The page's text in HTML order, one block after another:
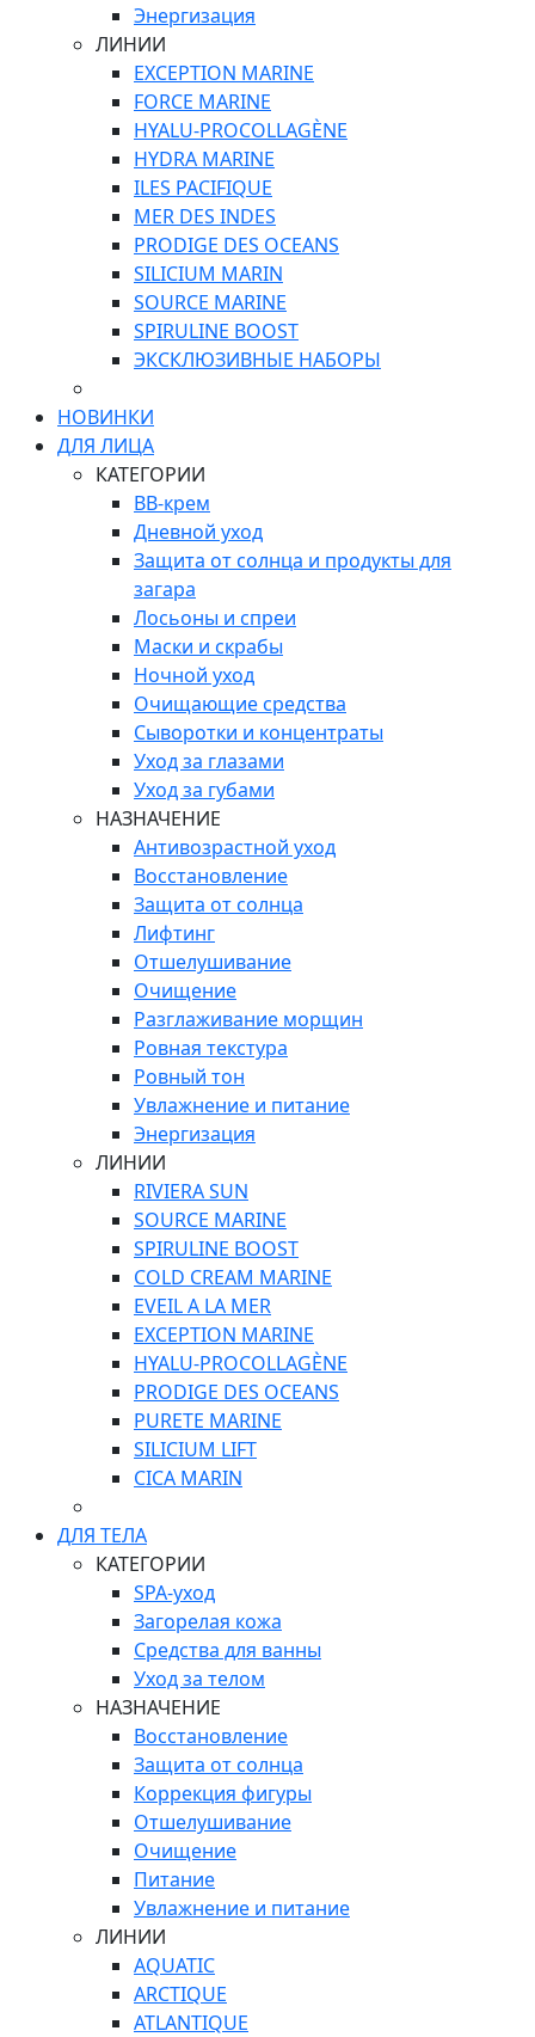
Энергизация
ЛИНИИ
EXCEPTION MARINE
FORCE MARINE
HYALU-PROCOLLAGÈNE
HYDRA MARINE
ILES PACIFIQUE
MER DES INDES
PRODIGE DES OCEANS
SILICIUM MARIN
SOURCE MARINE
SPIRULINE BOOST
ЭКСКЛЮЗИВНЫЕ НАБОРЫ
НОВИНКИ
ДЛЯ ЛИЦА
КАТЕГОРИИ
ВВ-крем
Дневной уход
Защита от солнца и продукты для
загара
Лосьоны и спреи
Маски и скрабы
Ночной уход
Очищающие средства
Сыворотки и концентраты
Уход за глазами
Уход за губами
НАЗНАЧЕНИЕ
Антивозрастной уход
Восстановление
Защита от солнца
Лифтинг
Отшелушивание
Очищение
Разглаживание морщин
Ровная текстура
Ровный тон
Увлажнение и питание
Энергизация
ЛИНИИ
RIVIERA SUN
SOURCE MARINE
SPIRULINE BOOST
COLD CREAM MARINE
EVEIL A LA MER
EXCEPTION MARINE
HYALU-PROCOLLAGÈNE
PRODIGE DES OCEANS
PURETE MARINE
SILICIUM LIFT
СICA MARIN
ДЛЯ ТЕЛА
КАТЕГОРИИ
SPA-уход
Загорелая кожа
Средства для ванны
Уход за телом
НАЗНАЧЕНИЕ
Восстановление
Защита от солнца
Коррекция фигуры
Отшелушивание
Очищение
Питание
Увлажнение и питание
ЛИНИИ
AQUATIC
ARCTIQUE
ATLANTIQUE